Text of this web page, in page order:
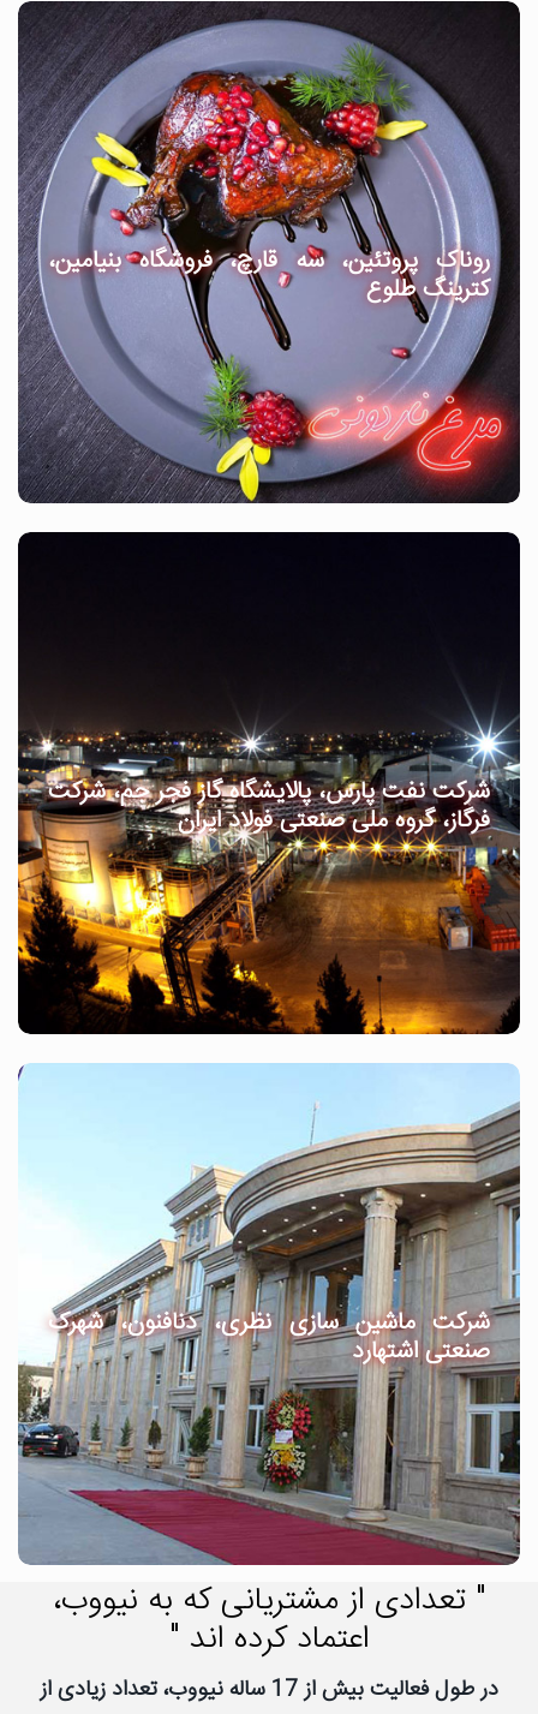
روناک پروتئین، سه قارچ، فروشگاه بنیامین،
کترینگ طلوع
شرکت نفت پارس، پالایشگاه گاز فجر جم، شرکت
فرگاز، گروه ملی صنعتی فولاد ایران
شرکت ماشین سازی نظری، دنافنون، شهرک
صنعتی اشتهارد
" تعدادی از مشتریانی که به نیووب،
اعتماد کرده اند "
در طول فعالیت بیش از 17 ساله نیووب، تعداد زیادی از